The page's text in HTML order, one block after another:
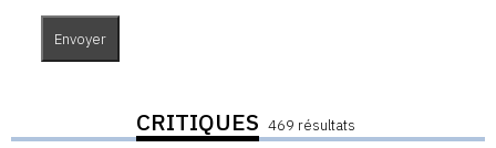
CRITIQUES 469 résultats